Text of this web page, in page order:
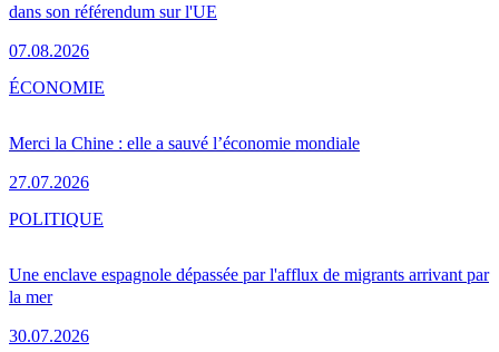
dans son référendum sur l'UE
07.08.2026
Merci la Chine : elle a sauvé l’économie mondiale
27.07.2026
ÉCONOMIE
Une enclave espagnole dépassée par l'afflux de migrants arrivant par
la mer
30.07.2026
POLITIQUE